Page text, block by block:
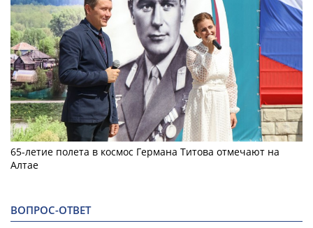
65-летие полета в космос Германа Титова отмечают на
Алтае
ВОПРОС-ОТВЕТ